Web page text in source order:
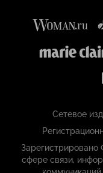
Сетевое
сфере связи,